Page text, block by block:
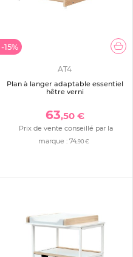
-15%
AT4
Plan à langer adaptable essentiel
hêtre verni
63,50 €
Prix de vente conseillé par la
marque : 74,90 €